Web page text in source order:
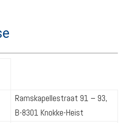
Ramskapellestraat 91 – 93,
B-8301 Knokke-Heist